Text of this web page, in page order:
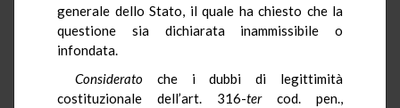
generale dello Stato, il quale ha chiesto che la
questione sia dichiarata inammissibile o
infondata.
Considerato che i dubbi di legittimità
costituzionale dell’art. 316-tercod. pen.,